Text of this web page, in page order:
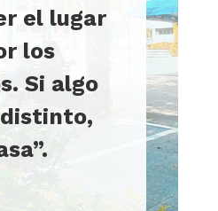
el lugar
los
Si algo
.